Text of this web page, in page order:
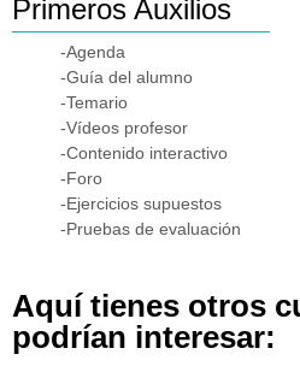
Primeros Auxilios
-Agenda
-Guía del alumno
-Temario
-Vídeos profesor
-Contenido interactivo
-Foro
-Ejercicios supuestos
-Pruebas de evaluación
Aquí tienes otros
podrían interesar: